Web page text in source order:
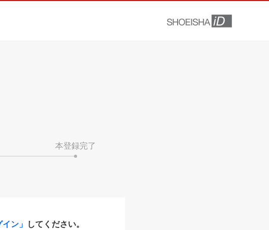
本登録完了
イン」 してください。